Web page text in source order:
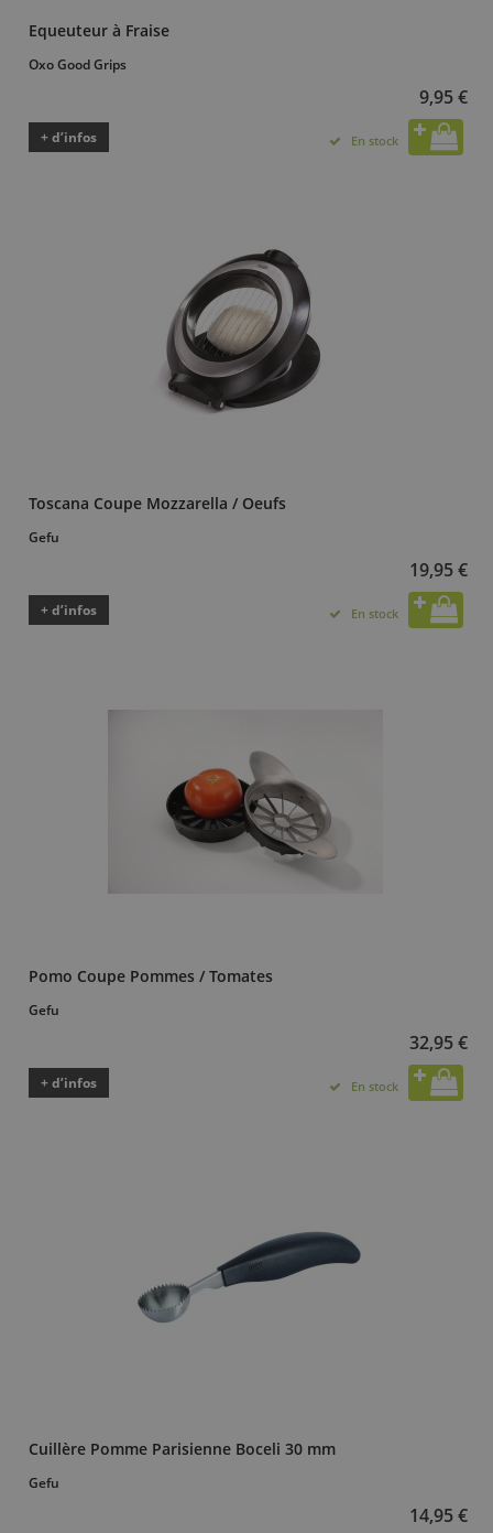
Equeuteur à Fraise
Oxo Good Grips
9,95 €
+ d’infos En stock
Toscana Coupe Mozzarella / Oeufs
Gefu
19,95 €
+ d’infos En stock
Pomo Coupe Pommes / Tomates
Gefu
32,95 €
+ d’infos En stock
Cuillère Pomme Parisienne Boceli 30 mm
Gefu
14,95 €